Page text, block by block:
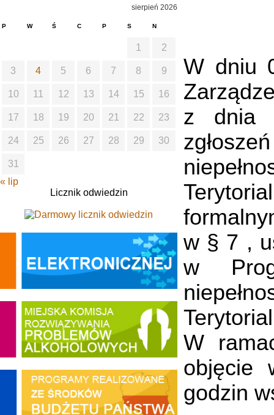
W dniu
z dnia
w § 7 ,
w
W
objęcie
godzin
sierpień 2026
P W Ś C P S N
1 2
3 4 5 6 7 8 9
10 11 12 13 14 15 16
17 18 19 20 21 22 23
24 25 26 27 28 29 30
31
« lip
Licznik odwiedzin